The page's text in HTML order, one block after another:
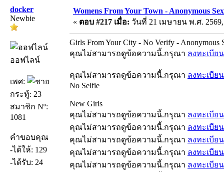
docker
Newbie
ออฟไลน์
เพศ:
กระทู้: 23
สมาชิก Nº:
1081
คำขอบคุณ
-ได้ให้: 129
-ได้รับ: 24
Womens From Your Town - Anonymous
« ตอบ #217 เมื่อ: วันที่ 21 เมษายน พ.ศ. 2569,
Girls From Your City - No Verify - Anonymous
คุณไม่สามารถดูข้อความนี้.กรุณา ลงทะเบียน
คุณไม่สามารถดูข้อความนี้.กรุณา ลงทะเบียน
No Selfie
New Girls
คุณไม่สามารถดูข้อความนี้.กรุณา ลงทะเบียน
คุณไม่สามารถดูข้อความนี้.กรุณา ลงทะเบียน
คุณไม่สามารถดูข้อความนี้.กรุณา ลงทะเบียน
คุณไม่สามารถดูข้อความนี้.กรุณา ลงทะเบียน
คุณไม่สามารถดูข้อความนี้.กรุณา ลงทะเบียน